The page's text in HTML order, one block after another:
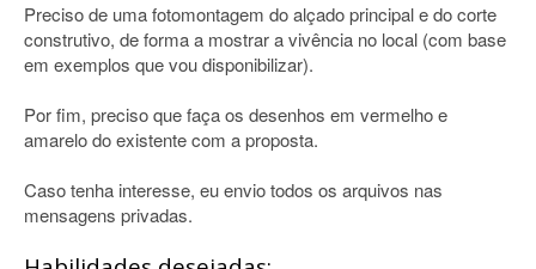
Preciso de uma fotomontagem do alçado principal e do corte
construtivo, de forma a mostrar a vivência no local (com base
em exemplos que vou disponibilizar).
Por fim, preciso que faça os desenhos em vermelho e
amarelo do existente com a proposta.
Caso tenha interesse, eu envio todos os arquivos nas
mensagens privadas.